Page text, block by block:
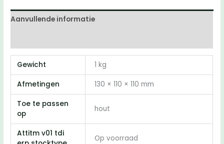
Aanvullende informatie
Gewicht 1 kg
Afmetingen 130 × 110 × 110 mm
Toe te passen
op
hout
Attitm v01 tdi
Op voorraad